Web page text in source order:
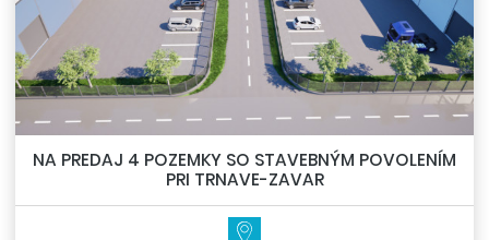
NA PREDAJ 4 POZEMKY SO STAVEBNÝM POVOLENÍM
PRI TRNAVE-ZAVAR